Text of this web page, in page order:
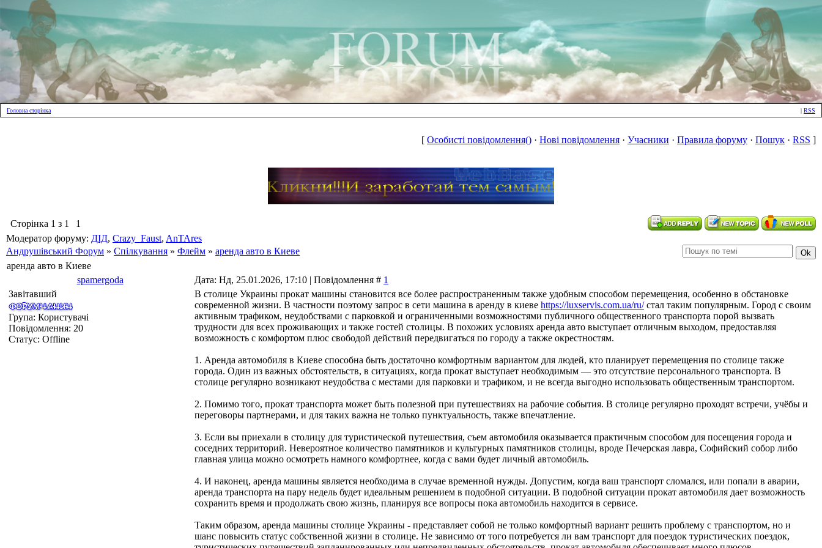
Головна сторінка | RSS
[ Особисті повідомлення() · Нові повідомлення · Учасники · Правила форуму · Пошук · RSS ]
Сторінка 1 з 1
1
Модератор форуму: ДІД, Crazy_Faust, AnTAres
Андрушівський Форум » Спілкування » Флейм » аренда авто в Киеве
аренда авто в Киеве
spamergoda
Дата: Нд, 25.01.2026, 17:10 | Повідомлення # 1
Завітавший
Група: Користувачі
Повідомлення: 20
Статус: Offline
В столице Украины прокат машины становится все более распространенным также удобным способом перемещения, особенно в обстановке
современной жизни. В частности поэтому запрос в сети машина в аренду в киеве https://luxservis.com.ua/ru/стал таким популярным. Город с своим
активным трафиком, неудобствами с парковкой и ограниченными возможностями публичного общественного транспорта порой вызвать
трудности для всех проживающих и также гостей столицы. В похожих условиях аренда авто выступает отличным выходом, предоставляя
возможность с комфортом плюс свободой действий передвигаться по городу а также окрестностям.
1. Аренда автомобиля в Киеве способна быть достаточно комфортным вариантом для людей, кто планирует перемещения по столице также
города. Один из важных обстоятельств, в ситуациях, когда прокат выступает необходимым — это отсутствие персонального транспорта. В
столице регулярно возникают неудобства с местами для парковки и трафиком, и не всегда выгодно использовать общественным транспортом.
2. Помимо того, прокат транспорта может быть полезной при путешествиях на рабочие события. В столице регулярно проходят встречи, учёбы и
переговоры партнерами, и для таких важна не только пунктуальность, также впечатление.
3. Если вы приехали в столицу для туристической путешествия, съем автомобиля оказывается практичным способом для посещения города и
соседних территорий. Невероятное количество памятников и культурных памятников столицы, вроде Печерская лавра, Софийский собор либо
главная улица можно осмотреть намного комфортнее, когда с вами будет личный автомобиль.
4. И наконец, аренда машины является необходима в случае временной нужды. Допустим, когда ваш транспорт сломался, или попали в аварии,
аренда транспорта на пару недель будет идеальным решением в подобной ситуации. В подобной ситуации прокат автомобиля дает возможность
сохранить время и продолжать свою жизнь, планируя все вопросы пока автомобиль находится в сервисе.
Таким образом, аренда машины столице Украины - представляет собой не только комфортный вариант решить проблему с транспортом, но и
шанс повысить статус собственной жизни в столице. Не зависимо от того потребуется ли вам транспорт для поездок туристических поездок,